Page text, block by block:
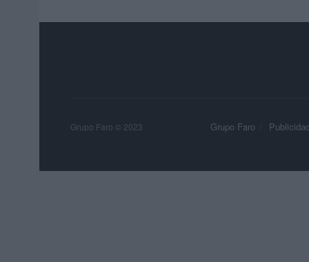
Grupo Faro Publicidad
Grupo Faro © 2023